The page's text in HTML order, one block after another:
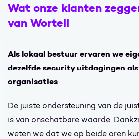
Wat onze klanten
van Wortell
Als lokaal bestuur ervaren we
dezelfde security uitdagingen
organisaties
De juiste ondersteuning van de
is van onschatbare waarde.
weten we dat we op beide oren